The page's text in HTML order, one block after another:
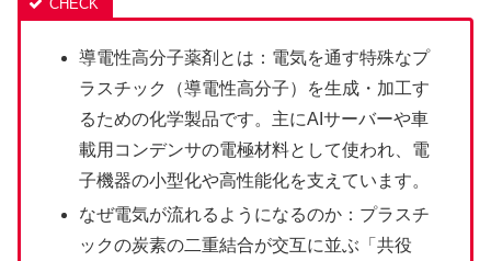
導電性高分子薬剤とは：電気を通す特殊なプ
ラスチック（導電性高分子）を生成・加工す
るための化学製品です。主にAIサーバーや車
載用コンデンサの電極材料として使われ、電
子機器の小型化や高性能化を支えています。
なぜ電気が流れるようになるのか：プラスチ
ックの炭素の二重結合が交互に並ぶ「共役